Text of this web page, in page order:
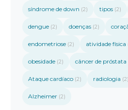
síndrome de down (2) tipos (2)
dengue (2) doenças (2)
endometriose (2) atividade física
obesidade (2) câncer de próstata
Ataque cardíaco (2) radiologia (2)
Alzheimer (2)